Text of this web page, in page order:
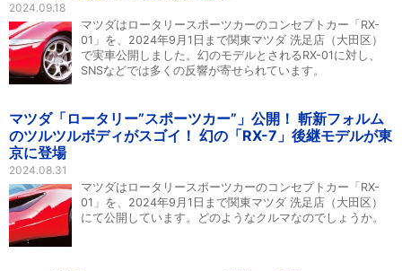
2024.09.18
マツダはロータリースポーツカーのコンセプトカー「RX-
01」を、2024年9月1日まで関東マツダ 洗足店（大田区）
で実車公開しました。幻のモデルとされるRX-01に対し、
SNSなどでは多くの反響が寄せられています。
マツダ「ロータリー”スポーツカー”」公開！ 斬新フォルム
のツルツルボディがスゴイ！ 幻の「RX-7」後継モデルが東
京に登場
2024.08.31
マツダはロータリースポーツカーのコンセプトカー「RX-
01」を、2024年9月1日まで関東マツダ 洗足店（大田区）
にて公開しています。どのようなクルマなのでしょうか。